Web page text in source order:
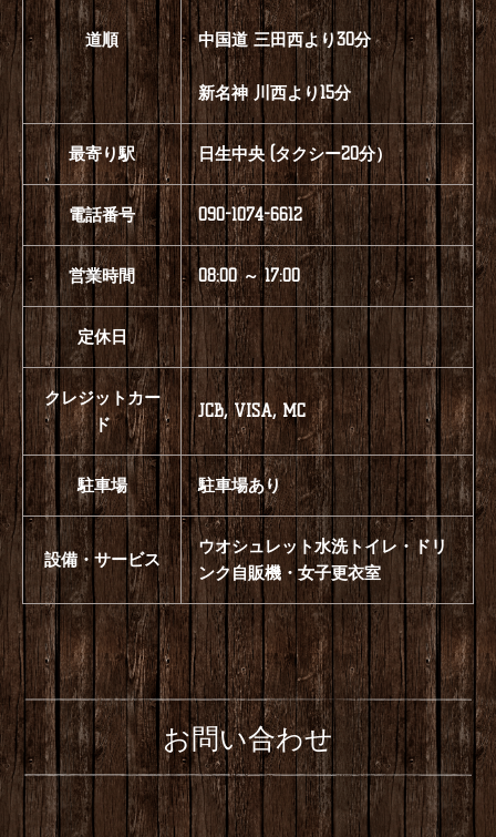
道順 中国道 三田西より30分
新名神 川西より15分
最寄り駅 日生中央 (タクシー20分）
電話番号 090-1074-6612
営業時間 08:00 ～ 17:00
定休日
クレジットカー
ド
JCB, VISA, MC
駐車場 駐車場あり
設備・サービス
ウオシュレット水洗トイレ・ドリ
ンク自販機・女子更衣室
お問い合わせ